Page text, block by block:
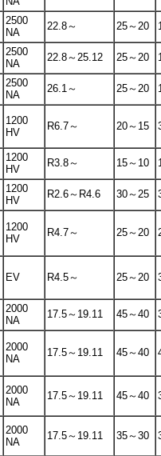
2500
NA
22.8～ 25～20
2500
NA
22.8～25.12 25～20
2500
NA
26.1～ 25～20
1200
HV
R6.7～ 20～15
1200
HV
R3.8～ 15～10
1200
HV
R2.6～R4.6 30～25
1200
HV
R4.7～ 25～20
EV R4.5～ 25～20
2000
NA
17.5～19.11 45～40
2000
NA
17.5～19.11 45～40
2000
NA
17.5～19.11 45～40
2000
NA
17.5～19.11 35～30